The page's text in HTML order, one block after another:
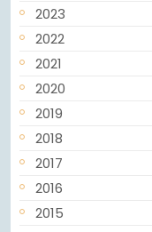
2023
2022
2021
2020
2019
2018
2017
2016
2015